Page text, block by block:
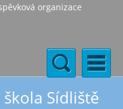
organizace
Sídliště